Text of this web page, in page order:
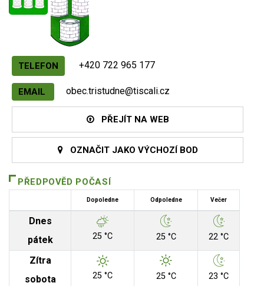
TELEFON +420 722 965 177
EMAIL obec.tristudne@tiscali.cz
PŘEJÍT NA WEB
OZNAČIT JAKO VÝCHOZÍ BOD
PŘEDPOVĚD POČASÍ
Dopoledne Odpoledne Večer
Dnes
pátek
25 °C 25 °C 22 °C
Zítra
sobota
25 °C 25 °C 23 °C